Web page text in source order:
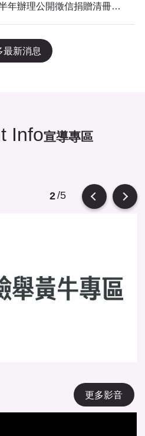
本局公共關係室115年上半年辦理公開徵信捐贈清冊及明細表，依公益勸募條例公告。
最新消息
Info宣導專區
2/5
更多影音